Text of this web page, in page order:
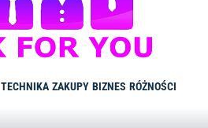
TECHNIKA ZAKUPY BIZNES RÓŻNOŚCI